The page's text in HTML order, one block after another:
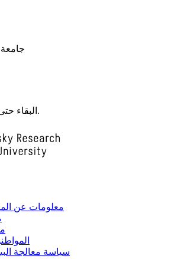
جامعة
البقاء حتى موعد مع كل الأخبار.
معلومات عن
سياسة معالجة